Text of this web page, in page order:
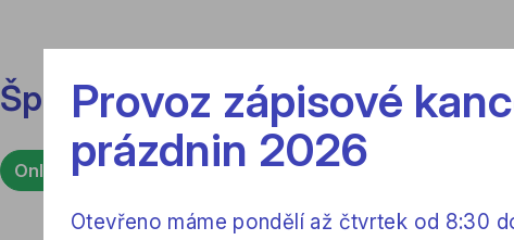
Španělština
Online test pro veřejnost Online test pro firmy
Provoz zápisové
prázdnin 2026
Otevřeno máme pondělí až čtvrtek od 8:30